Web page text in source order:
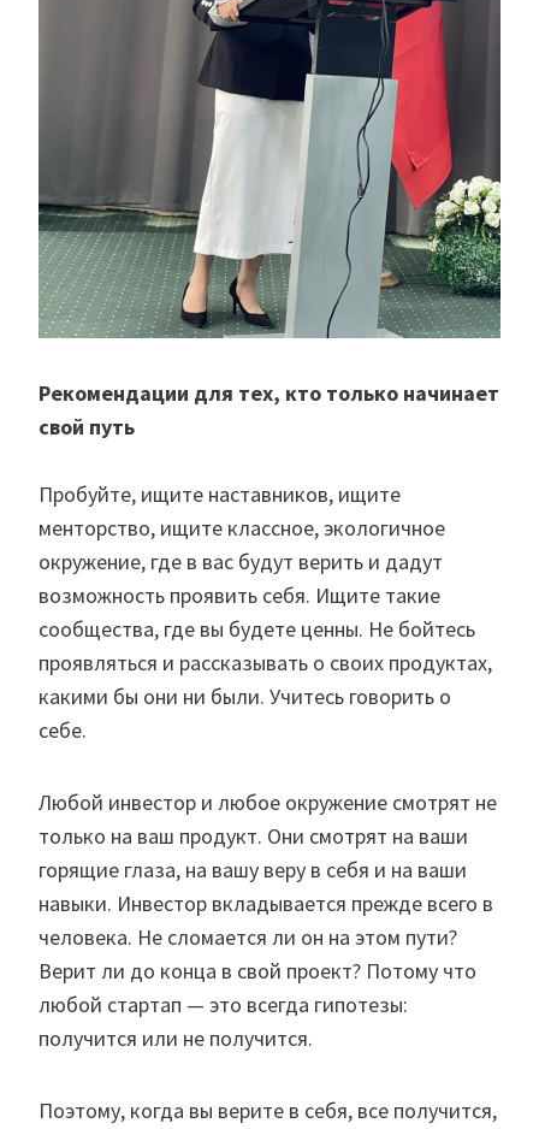
Рекомендации для тех, кто только начинает
свой путь
Пробуйте, ищите наставников, ищите
менторство, ищите классное, экологичное
окружение, где в вас будут верить и дадут
возможность проявить себя. Ищите такие
сообщества, где вы будете ценны. Не бойтесь
проявляться и рассказывать о своих продуктах,
какими бы они ни были. Учитесь говорить о
себе.
Любой инвестор и любое окружение смотрят не
только на ваш продукт. Они смотрят на ваши
горящие глаза, на вашу веру в себя и на ваши
навыки. Инвестор вкладывается прежде всего в
человека. Не сломается ли он на этом пути?
Верит ли до конца в свой проект? Потому что
любой стартап — это всегда гипотезы:
получится или не получится.
Поэтому, когда вы верите в себя, все получится,